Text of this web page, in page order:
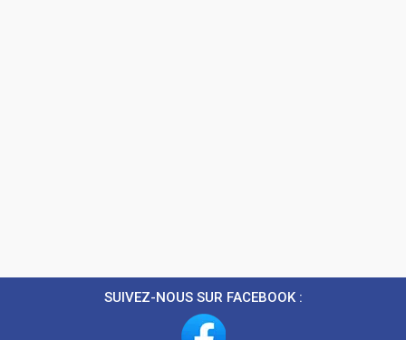
SUIVEZ-NOUS SUR FACEBOOK :